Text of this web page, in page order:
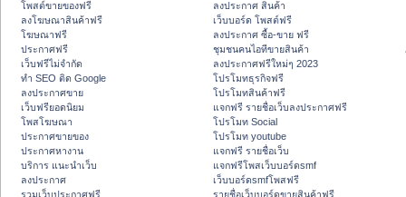
โพสต์ขายของฟรี
ลงโฆษณาสินค้าฟรี
โฆษณาฟรี
ประกาศฟรี
เว็บฟรีไม่จำกัด
ทำ SEO ติด Google
ลงประกาศขาย
เว็บฟรียอดนิยม
โพสโฆษณา
ประกาศขายของ
ประกาศหางาน
บริการ แนะนำเว็บ
ลงประกาศ
รวมเว็บประกาศฟรี
ลงประกาศ สินค้า
เว็บบอร์ด โพสต์ฟรี
ลงประกาศ ซื้อ-ขาย ฟรี
ชุมชนคนไอทีขายสินค้า
ลงประกาศฟรีใหม่ๆ 2023
โปรโมทธุรกิจฟรี
โปรโมทสินค้าฟรี
แจกฟรี รายชื่อเว็บลงประกาศฟรี
โปรโมท Social
โปรโมท youtube
แจกฟรี รายชื่อเว็บ
แจกฟรีโพสเว็บบอร์ดsmf
เว็บบอร์ดsmfโพสฟรี
รายชื่อเว็บบอร์ดขายสินค้าฟรี